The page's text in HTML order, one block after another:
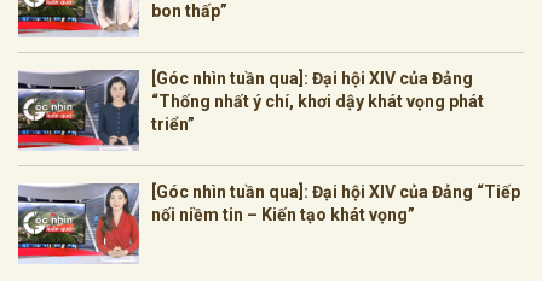
bon thấp”
[Góc nhìn tuần qua]: Đại hội XIV của Đảng
“Thống nhất ý chí, khơi dậy khát vọng phát
triển”
[Góc nhìn tuần qua]: Đại hội XIV của Đảng “Tiếp
nối niềm tin – Kiến tạo khát vọng”